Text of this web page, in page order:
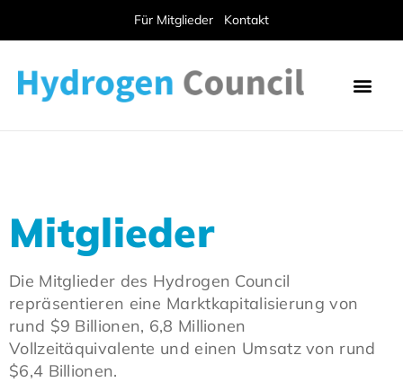
Für Mitglieder Kontakt
Mitglieder
Die Mitglieder des Hydrogen Council
repräsentieren eine Marktkapitalisierung von
rund $9 Billionen, 6,8 Millionen
Vollzeitäquivalente und einen Umsatz von rund
$6,4 Billionen.